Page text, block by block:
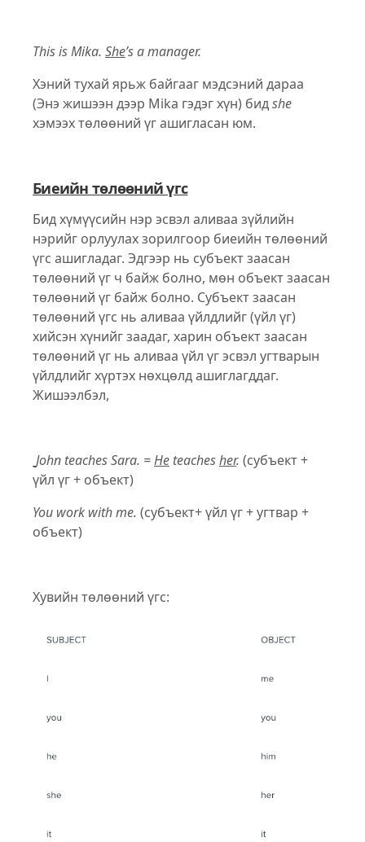
This is Mika. She’s a manager.
Хэний тухай ярьж байгааг мэдсэний дараа
(Энэ жишээн дээр Mika гэдэг хүн) бидshe
хэмээх төлөөний үг ашигласан юм.
Биеийн төлөөний үгс
Бид хүмүүсийн нэр эсвэл аливаа зүйлийн
нэрийг орлуулах зорилгоор биеийн төлөөний
үгс ашигладаг. Эдгээр нь субъект заасан
төлөөний үг ч байж болно, мөн объект заасан
төлөөний үг байж болно. Субъект заасан
төлөөний үгс нь аливаа үйлдлийг (үйл үг)
хийсэн хүнийг заадаг, харин объект заасан
төлөөний үг нь аливаа үйл үг эсвэл угтварын
үйлдлийг хүртэх нөхцөлд ашиглагддаг.
Жишээлбэл,
John teaches Sara. =He teachesher. (субъект +
үйл үг + объект)
You work with me. (субъект+ үйл үг + угтвар +
объект)
Хувийн төлөөний үгс: